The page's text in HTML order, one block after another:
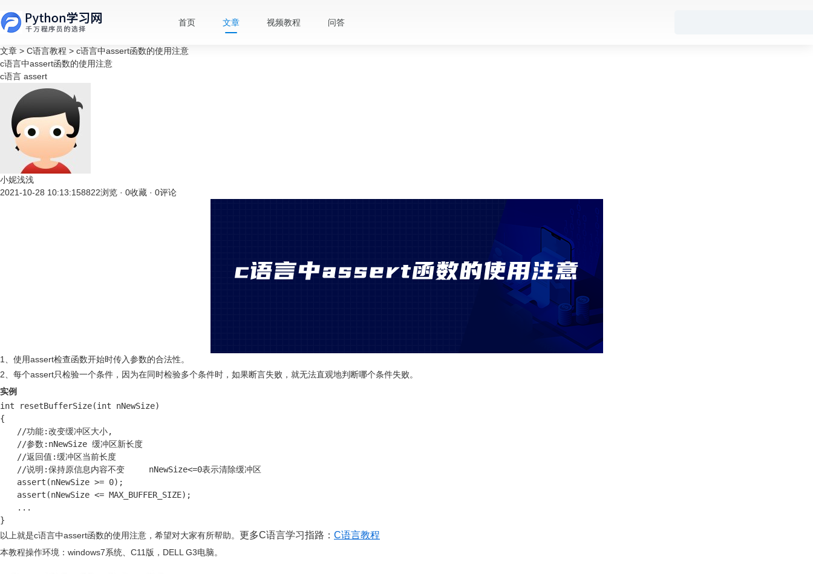
首页 文章 视频教程 问答
文章 > C语言教程 > c语言中assert函数的使用注意
c语言中assert函数的使用注意
c语言 assert
小妮浅浅
2021-10-28 10:13:158822浏览 · 0收藏 · 0评论
1、使用assert检查函数开始时传入参数的合法性。
2、每个assert只检验一个条件，因为在同时检验多个条件时，如果断言失败，就无法直观地判断哪个条件失败。
实例
int resetBufferSize(int nNewSize)
{
//功能:改变缓冲区大小,
//参数:nNewSize 缓冲区新长度
//返回值:缓冲区当前长度
//说明:保持原信息内容不变     nNewSize<=0表示清除缓冲区
assert(nNewSize >= 0);
assert(nNewSize <= MAX_BUFFER_SIZE);
...
}
以上就是c语言中assert函数的使用注意，希望对大家有所帮助。 更多C语言学习指路： C语言教程
本教程操作环境：windows7系统、C11版，DELL G3电脑。